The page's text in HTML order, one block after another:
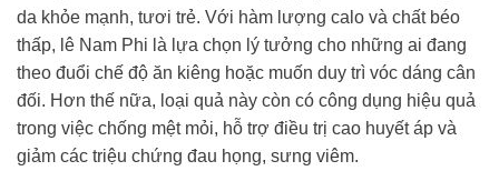
da khỏe mạnh, tươi trẻ. Với hàm lượng calo và chất béo
thấp, lê Nam Phi là lựa chọn lý tưởng cho những ai đang
theo đuổi chế độ ăn kiêng hoặc muốn duy trì vóc dáng cân
đối. Hơn thế nữa, loại quả này còn có công dụng hiệu quả
trong việc chống mệt mỏi, hỗ trợ điều trị cao huyết áp và
giảm các triệu chứng đau họng, sưng viêm.